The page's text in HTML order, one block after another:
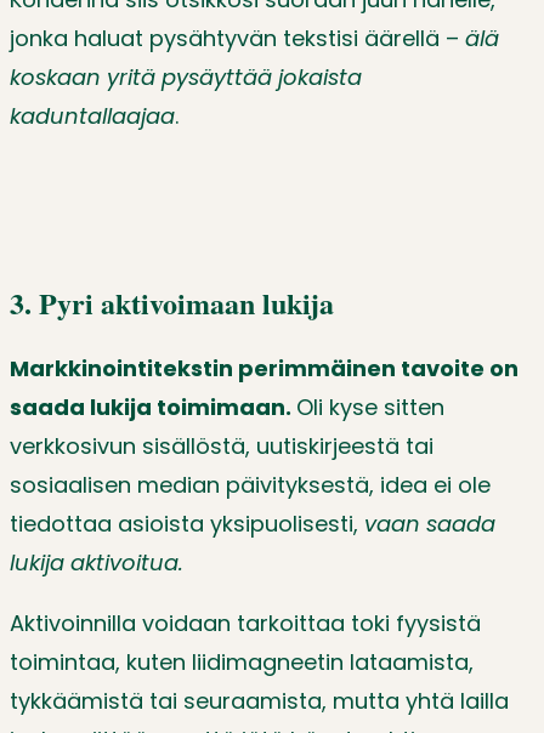
jonka haluat pysähtyvän tekstisi äärellä – älä
koskaan yritä pysäyttää jokaista
kaduntallaajaa.
3. Pyri aktivoimaan lukija
Markkinointitekstin perimmäinen tavoite on
saada lukija toimimaan. Oli kyse sitten
verkkosivun sisällöstä, uutiskirjeestä tai
sosiaalisen median päivityksestä, idea ei ole
tiedottaa asioista yksipuolisesti, vaan saada
lukija aktivoitua.
Aktivoinnilla voidaan tarkoittaa toki fyysistä
toimintaa, kuten liidimagneetin lataamista,
tykkäämistä tai seuraamista, mutta yhtä lailla